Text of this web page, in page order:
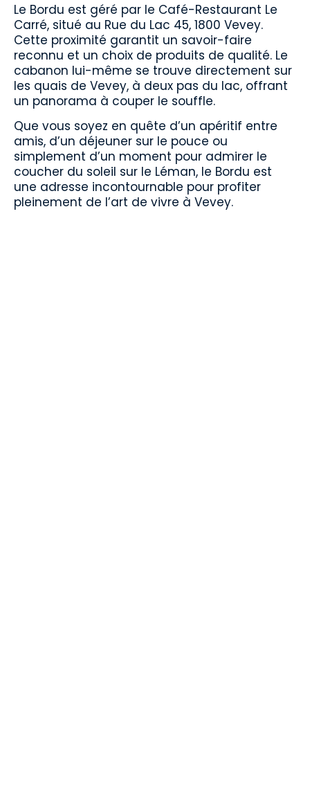
Le Bordu est géré par le Café-Restaurant Le
Carré, situé au Rue du Lac 45, 1800 Vevey.
Cette proximité garantit un savoir-faire
reconnu et un choix de produits de qualité. Le
cabanon lui-même se trouve directement sur
les quais de Vevey, à deux pas du lac, offrant
un panorama à couper le souffle.
Que vous soyez en quête d’un apéritif entre
amis, d’un déjeuner sur le pouce ou
simplement d’un moment pour admirer le
coucher du soleil sur le Léman, le Bordu est
une adresse incontournable pour profiter
pleinement de l’art de vivre à Vevey.